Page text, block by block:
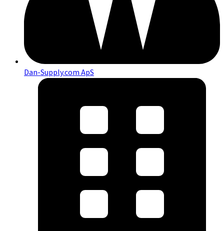
Dan-Supply.com ApS